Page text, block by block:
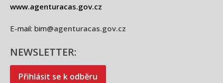
www.agenturacas.gov.cz
E-mail: bim@agenturacas.gov.cz
NEWSLETTER:
Přihlásit se k odběru